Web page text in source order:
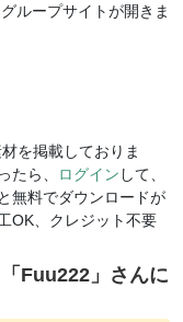
ループサイトが開きま
を掲載しておりま
たら、
ログイン して、
無料でダウンロードが
OK、クレジット不要
Fuu222 」さんに